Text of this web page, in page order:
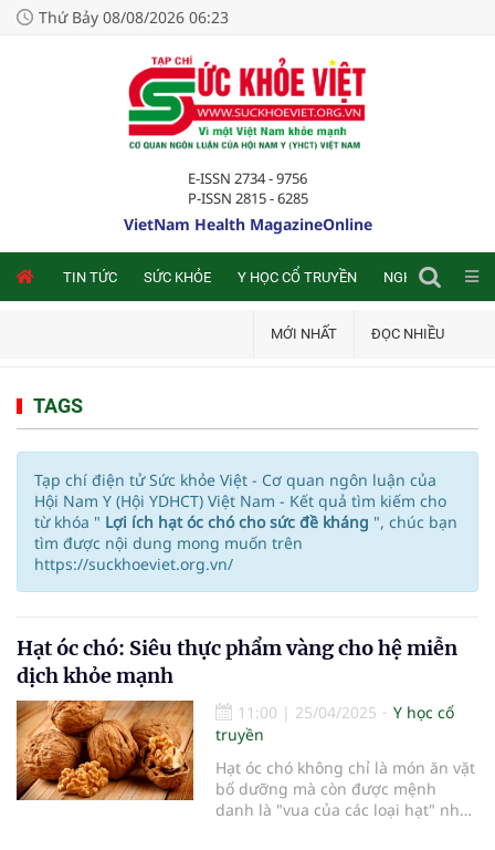
Thứ Bảy 08/08/2026 06:23
E-ISSN 2734 - 9756
P-ISSN 2815 - 6285
VietNam Health MagazineOnline
TIN TỨC SỨC KHỎE Y HỌC CỔ TRUYỀN NGHIÊN CỨU
MỚI NHẤT ĐỌC NHIỀU
TAGS
Tạp chí điện tử Sức khỏe Việt - Cơ quan ngôn luận của
Hội Nam Y (Hội YDHCT) Việt Nam - Kết quả tìm kiếm cho
từ khóa " Lợi ích hạt óc chó cho sức đề kháng ", chúc bạn
tìm được nội dung mong muốn trên
https://suckhoeviet.org.vn/
Hạt óc chó: Siêu thực phẩm vàng cho hệ miễn
dịch khỏe mạnh
11:00 | 25/04/2025
Y học cổ
truyền
Hạt óc chó không chỉ là món ăn vặt
bổ dưỡng mà còn được mệnh
danh là "vua của các loại hạt" nhờ